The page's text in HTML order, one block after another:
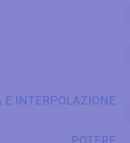
E INTERPOLAZIONE